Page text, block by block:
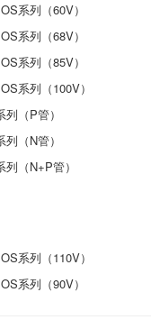
系列（60V）
系列（68V）
系列（85V）
系列（100V）
（P管）
（N管）
（N+P管）
系列（110V）
系列（90V）